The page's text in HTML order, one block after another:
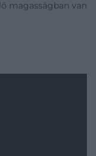
magasságban van